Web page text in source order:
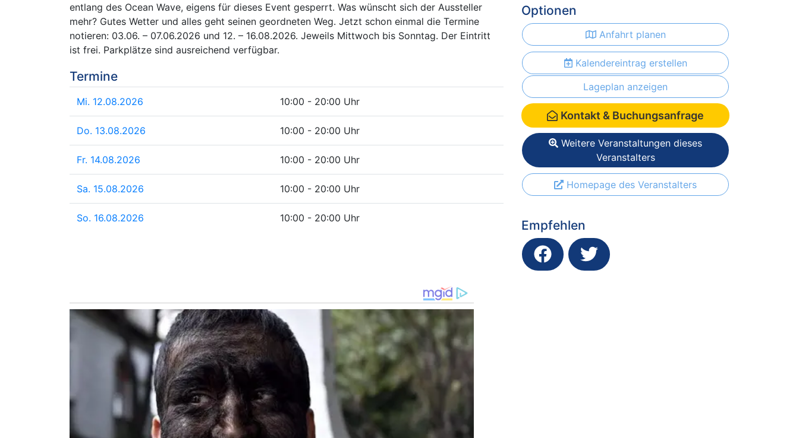
entlang des Ocean Wave, eigens für dieses Event gesperrt. Was wünscht sich der Aussteller
mehr? Gutes Wetter und alles geht seinen geordneten Weg. Jetzt schon einmal die Termine
notieren: 03.06. – 07.06.2026 und 12. – 16.08.2026. Jeweils Mittwoch bis Sonntag. Der Eintritt
ist frei. Parkplätze sind ausreichend verfügbar.
Termine
Mi. 12.08.2026 10:00 - 20:00 Uhr
Do. 13.08.2026 10:00 - 20:00 Uhr
Fr. 14.08.2026 10:00 - 20:00 Uhr
Sa. 15.08.2026 10:00 - 20:00 Uhr
So. 16.08.2026 10:00 - 20:00 Uhr
Optionen
Anfahrt planen
Kalendereintrag erstellen
Lageplan anzeigen
Kontakt & Buchungsanfrage
Weitere Veranstaltungen dieses
Veranstalters
Homepage des Veranstalters
Empfehlen